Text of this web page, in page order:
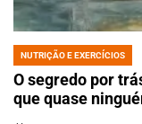
POSTED
IN
NUTRIÇÃO E EXERCÍCIOS
O segredo por
que quase